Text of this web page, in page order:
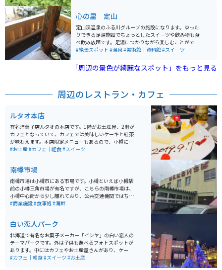
心の里 定山
定山渓温泉のふる川グループの施設になります。ゆった
りできる足湯施設でちょっとしたスイーツや飲み物も食
べ飲み放題です。足湯につかりながら楽しむことができ
ます。自然専門書のライブラリーや静かに読書を嗜む事
スポットです。
#絶景スポット #温泉#美術館｜資料館#スイーツ
「周辺の景色が綺麗なスポット」をもっと見る
周辺のレストラン・カフェ
ルタオ本店
有名洋菓子店ルタオの本店です。1階がお土産屋、2階が
カフェとなっていて、カフェでは美味しいケーキと紅茶
が味わえます。本店限定メニューもあるので、小樽に来
たら必ず寄りたいお店です。あまり知られていません
茶缶を買っても喜ばれます。
#お土産#カフェ｜軽食#スイーツ
南樽市場
南樽市場は小樽市にある市場です。小樽といえば小樽駅
前の小樽三角市場が有名ですが、こちらの南樽市場は、
小樽中心街から少し離れており、公共交通機関ではちょ
っと行きにくい場所です。その代わり地元住民愛用の穴
#商業施設#食事処 #海鮮
白い恋人パーク
北海道で有名なお菓子メーカー「イシヤ」の白い恋人の
テーマパークです。外は子供も遊べるフォトスポットが
あります。中にはカフェやお土産屋さんがあり、ケーキ
や、パフェを楽しめます。工場が併設しているので有料
#カフェ｜軽食#スイーツ #お土産